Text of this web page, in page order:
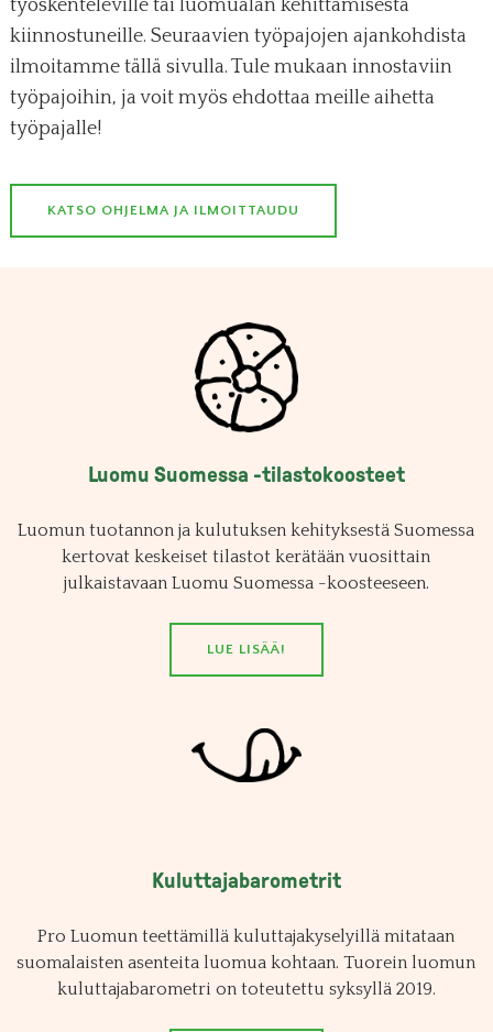
työskenteleville tai luomualan kehittämisestä
kiinnostuneille. Seuraavien työpajojen ajankohdista
ilmoitamme tällä sivulla. Tule mukaan innostaviin
työpajoihin, ja voit myös ehdottaa meille aihetta
työpajalle!
KATSO OHJELMA JA ILMOITTAUDU
Luomu Suomessa -tilastokoosteet
Luomun tuotannon ja kulutuksen kehityksestä Suomessa
kertovat keskeiset tilastot kerätään vuosittain
julkaistavaan Luomu Suomessa -koosteeseen.
LUE LISÄÄ!
Kuluttajabarometrit
Pro Luomun teettämillä kuluttajakyselyillä mitataan
suomalaisten asenteita luomua kohtaan. Tuorein luomun
kuluttajabarometri on toteutettu syksyllä 2019.